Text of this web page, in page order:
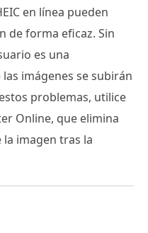
en línea pueden
de forma eficaz. Sin
es una
imágenes se subirán
problemas, utilice
Online, que elimina
imagen tras la